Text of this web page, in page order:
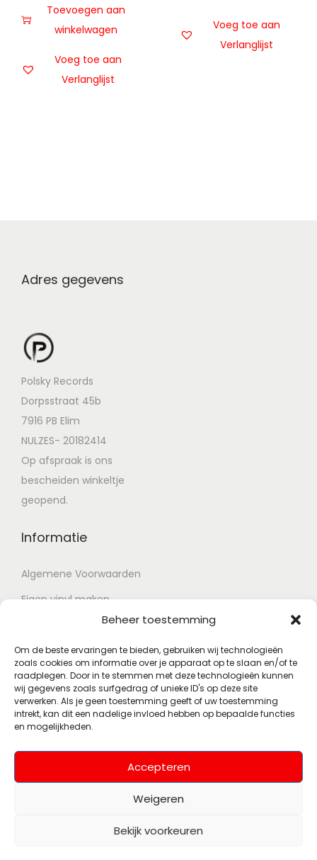
Beheer toestemming
Om de beste ervaringen te bieden, gebruiken wij technologieën
zoals cookies om informatie over je apparaat op te slaan en/of te
raadplegen. Door in te stemmen met deze technologieën kunnen
wij gegevens zoals surfgedrag of unieke ID's op deze site
verwerken. Als je geen toestemming geeft of uw toestemming
intrekt, kan dit een nadelige invloed hebben op bepaalde functies
en mogelijkheden.
Accepteren
Weigeren
Bekijk voorkeuren
Toevoegen aan
winkelwagen
Voeg toe aan
Verlanglijst
Voeg toe aan
Verlanglijst
Adres gegevens
Polsky Records
Dorpsstraat 45b
7916 PB Elim
NULZES- 20182414
Op afspraak is ons
bescheiden winkeltje
geopend.
Informatie
Algemene Voorwaarden
Eigen vinyl maken
Retour voorwaarden
Contact
Account
Mijn account
Wenslijst